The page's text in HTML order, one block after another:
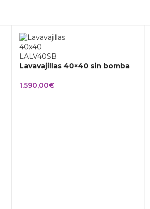
Lavavajillas 40×40 sin bomba
1.590,00€